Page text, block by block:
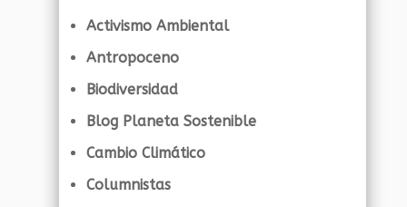
Activismo Ambiental
Antropoceno
Biodiversidad
Blog Planeta Sostenible
Cambio Climático
Columnistas